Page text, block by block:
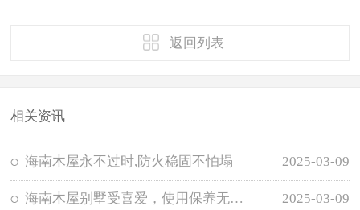
返回列表
相关资讯
海南木屋永不过时,防火稳固不怕塌 2025-03-09
海南木屋别墅受喜爱，使用保养无需担忧 2025-03-09